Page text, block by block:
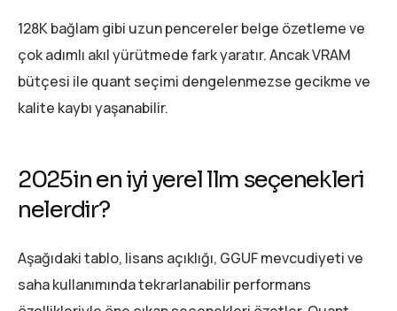
128K bağlam gibi uzun pencereler belge özetleme ve
çok adımlı akıl yürütmede fark yaratır. Ancak VRAM
bütçesi ile quant seçimi dengelenmezse gecikme ve
kalite kaybı yaşanabilir.
2025in en iyi yerel llm seçenekleri
nelerdir?
Aşağıdaki tablo, lisans açıklığı, GGUF mevcudiyeti ve
saha kullanımında tekrarlanabilir performans